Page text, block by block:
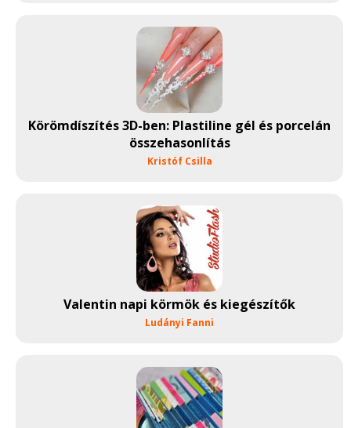
Körömdíszítés 3D-ben: Plastiline gél és porcelán
összehasonlítás
Kristóf Csilla
Valentin napi körmök és kiegészítők
Ludányi Fanni